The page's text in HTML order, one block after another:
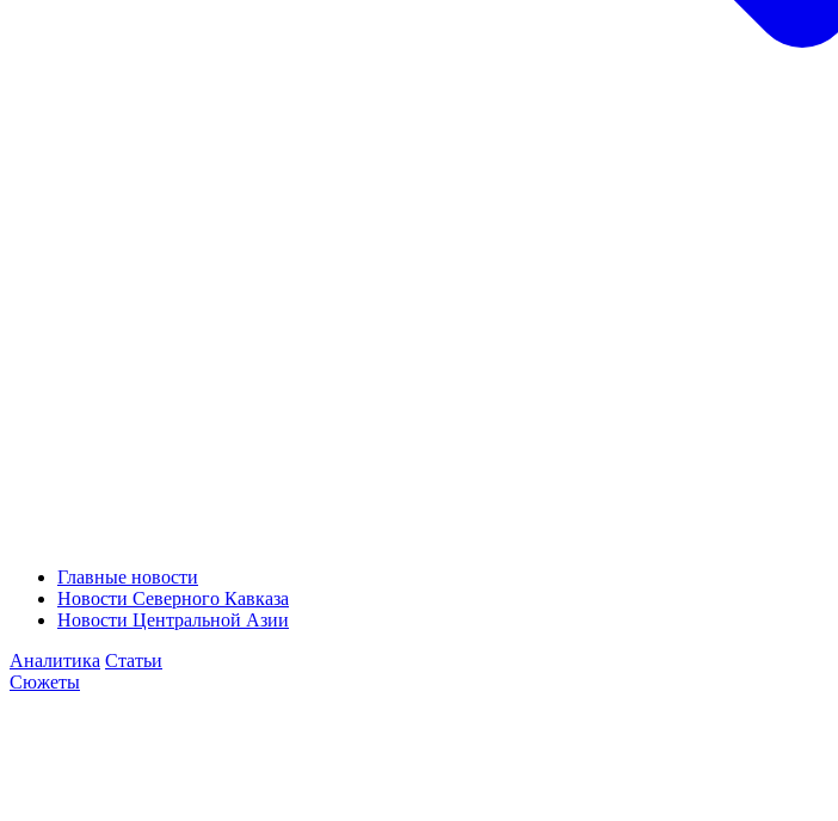
Главные новости
Новости Северного Кавказа
Новости Центральной Азии
Аналитика Статьи
Сюжеты